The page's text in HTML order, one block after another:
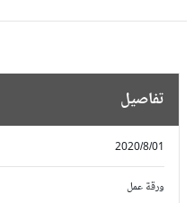
تفاصيل
2020/8/01
ورقة عمل